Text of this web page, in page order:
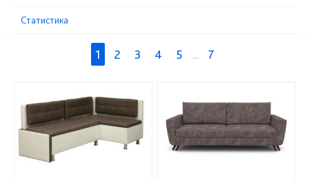
Статистика
1 2 3 4 5 ... 7